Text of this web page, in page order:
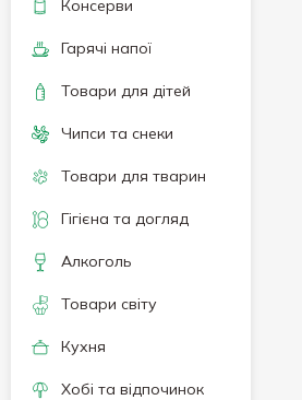
Консерви
Гарячі напої
Товари для дітей
Чипси та снеки
Товари для тварин
Гігієна та догляд
Алкоголь
Товари світу
Кухня
Хобі та відпочинок